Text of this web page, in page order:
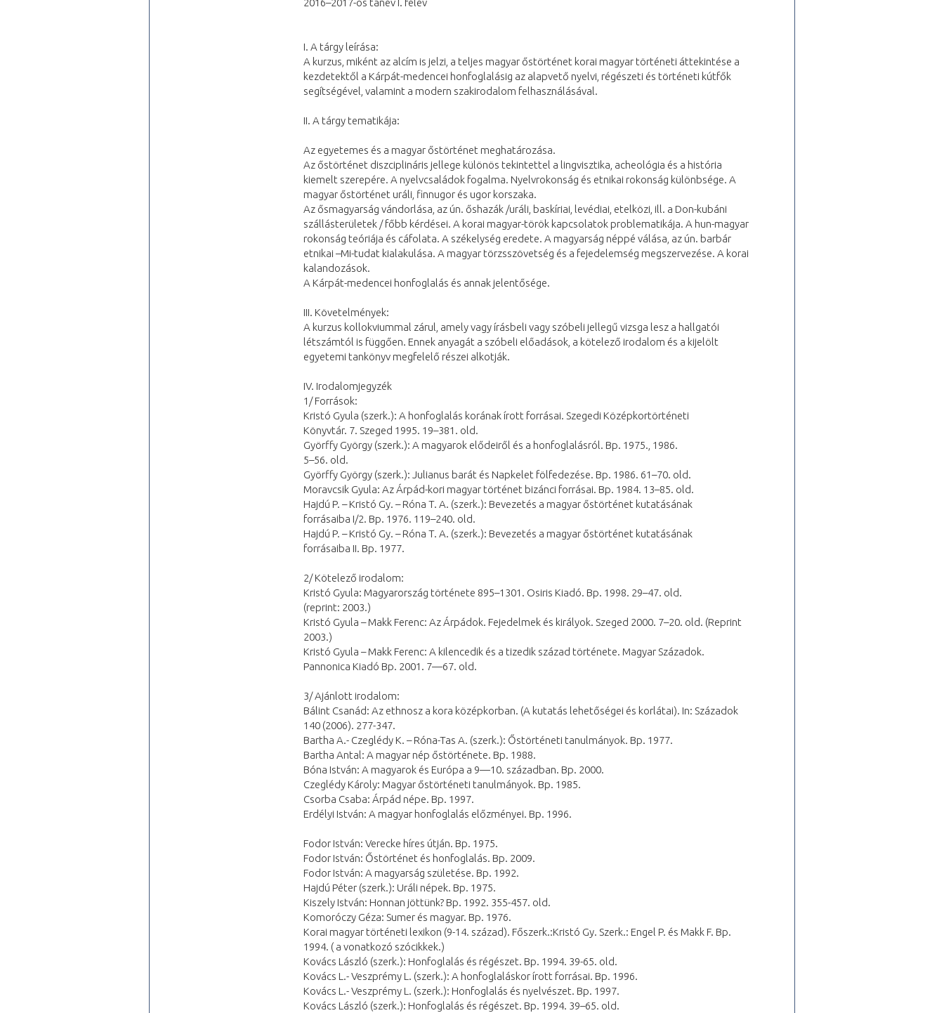
I. A tárgy leírása:
A kurzus, miként az alcím is jelzi, a teljes magyar őstörténet korai magyar történeti áttekintése a
kezdetektől a Kárpát-medencei honfoglalásig az alapvető nyelvi, régészeti és történeti kútfők
segítségével, valamint a modern szakirodalom felhasználásával.
II. A tárgy tematikája:
Az egyetemes és a magyar őstörténet meghatározása.
Az őstörténet diszciplináris jellege különös tekintettel a lingvisztika, acheológia és a história
kiemelt szerepére. A nyelvcsaládok fogalma. Nyelvrokonság és etnikai rokonság különbsége. A
magyar őstörténet uráli, finnugor és ugor korszaka.
Az ősmagyarság vándorlása, az ún. őshazák /uráli, baskíriai, levédiai, etelközi, ill. a Don-kubáni
szállásterületek / főbb kérdései. A korai magyar-török kapcsolatok problematikája. A hun-magyar
rokonság teóriája és cáfolata. A székelység eredete. A magyarság néppé válása, az ún. barbár
etnikai –Mi-tudat kialakulása. A magyar törzsszövetség és a fejedelemség megszervezése. A korai
kalandozások.
A Kárpát-medencei honfoglalás és annak jelentősége.
III. Követelmények:
A kurzus kollokviummal zárul, amely vagy írásbeli vagy szóbeli jellegű vizsga lesz a hallgatói
létszámtól is függően. Ennek anyagát a szóbeli előadások, a kötelező irodalom és a kijelölt
egyetemi tankönyv megfelelő részei alkotják.
IV. Irodalomjegyzék
1/ Források:
Kristó Gyula (szerk.): A honfoglalás korának írott forrásai. Szegedi Középkortörténeti
Könyvtár. 7. Szeged 1995. 19–381. old.
Györffy György (szerk.): A magyarok elődeiről és a honfoglalásról. Bp. 1975., 1986.
5–56. old.
Györffy György (szerk.): Julianus barát és Napkelet fölfedezése. Bp. 1986. 61–70. old.
Moravcsik Gyula: Az Árpád-kori magyar történet bizánci forrásai. Bp. 1984. 13–85. old.
Hajdú P. – Kristó Gy. – Róna T. A. (szerk.): Bevezetés a magyar őstörténet kutatásának
forrásaiba I/2. Bp. 1976. 119–240. old.
Hajdú P. – Kristó Gy. – Róna T. A. (szerk.): Bevezetés a magyar őstörténet kutatásának
forrásaiba II. Bp. 1977.
2/ Kötelező irodalom:
Kristó Gyula: Magyarország története 895–1301. Osiris Kiadó. Bp. 1998. 29–47. old.
(reprint: 2003.)
Kristó Gyula – Makk Ferenc: Az Árpádok. Fejedelmek és királyok. Szeged 2000. 7–20. old. (Reprint
2003.)
Kristó Gyula – Makk Ferenc: A kilencedik és a tizedik század története. Magyar Századok.
Pannonica Kiadó Bp. 2001. 7—67. old.
3/ Ajánlott irodalom:
Bálint Csanád: Az ethnosz a kora középkorban. (A kutatás lehetőségei és korlátai). In: Századok
140 (2006). 277-347.
Bartha A.- Czeglédy K. – Róna-Tas A. (szerk.): Őstörténeti tanulmányok. Bp. 1977.
Bartha Antal: A magyar nép őstörténete. Bp. 1988.
Bóna István: A magyarok és Európa a 9—10. században. Bp. 2000.
Czeglédy Károly: Magyar őstörténeti tanulmányok. Bp. 1985.
Csorba Csaba: Árpád népe. Bp. 1997.
Erdélyi István: A magyar honfoglalás előzményei. Bp. 1996.
Fodor István: Verecke híres útján. Bp. 1975.
Fodor István: Őstörténet és honfoglalás. Bp. 2009.
Fodor István: A magyarság születése. Bp. 1992.
Hajdú Péter (szerk.): Uráli népek. Bp. 1975.
Kiszely István: Honnan jöttünk? Bp. 1992. 355-457. old.
Komoróczy Géza: Sumer és magyar. Bp. 1976.
Korai magyar történeti lexikon (9-14. század). Főszerk.:Kristó Gy. Szerk.: Engel P. és Makk F. Bp.
1994. ( a vonatkozó szócikkek.)
Kovács László (szerk.): Honfoglalás és régészet. Bp. 1994. 39-65. old.
Kovács L.- Veszprémy L. (szerk.): A honfoglaláskor írott forrásai. Bp. 1996.
Kovács L.- Veszprémy L. (szerk.): Honfoglalás és nyelvészet. Bp. 1997.
Kovács László (szerk.): Honfoglalás és régészet. Bp. 1994. 39–65. old.